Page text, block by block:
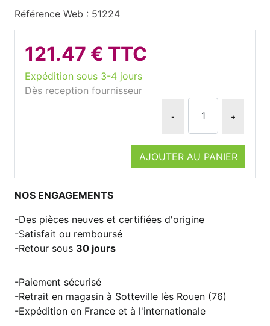
Référence Web : 51224
121.47 € TTC
Expédition sous 3-4 jours
Dès reception fournisseur
- +
AJOUTER AU PANIER
NOS ENGAGEMENTS
Des pièces neuves et certifiées d'origine
Satisfait ou remboursé
Retour sous 30 jours
Paiement sécurisé
Retrait en magasin à Sotteville lès Rouen (76)
Expédition en France et à l'internationale